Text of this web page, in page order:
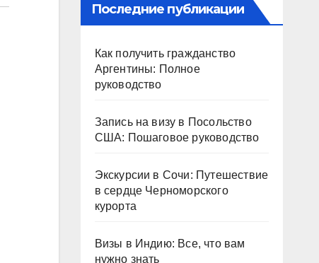
Последние публикации
Как получить гражданство
Аргентины: Полное
руководство
Запись на визу в Посольство
США: Пошаговое руководство
Экскурсии в Сочи: Путешествие
в сердце Черноморского
курорта
Визы в Индию: Все, что вам
нужно знать